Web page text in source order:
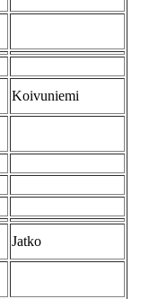
Koivuniemi
Jatko